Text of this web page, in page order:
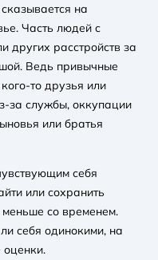
на
Часть людей с
других расстройств за
Ведь привычные
то друзья или
за службы, оккупации
или братья
себя
или сохранить
меньше со временем.
себя одинокими, на
оценки.